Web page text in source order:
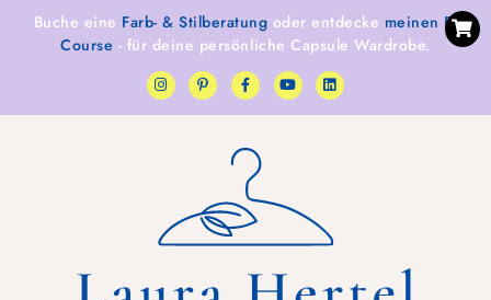
Buche eine Farb- & Stilberatung oder entdecke meinen E-
Course - für deine persönliche Capsule Wardrobe.